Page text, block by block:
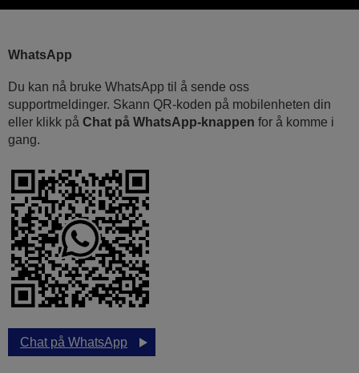
WhatsApp
Du kan nå bruke WhatsApp til å sende oss
supportmeldinger. Skann QR-koden på mobilenheten din
eller klikk på Chat på WhatsApp-knappen for å komme i
gang.
Chat på WhatsApp